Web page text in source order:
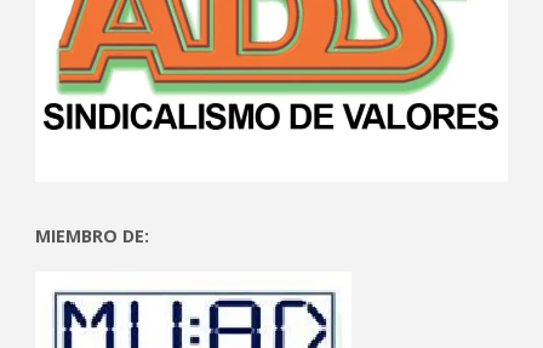
MIEMBRO DE: